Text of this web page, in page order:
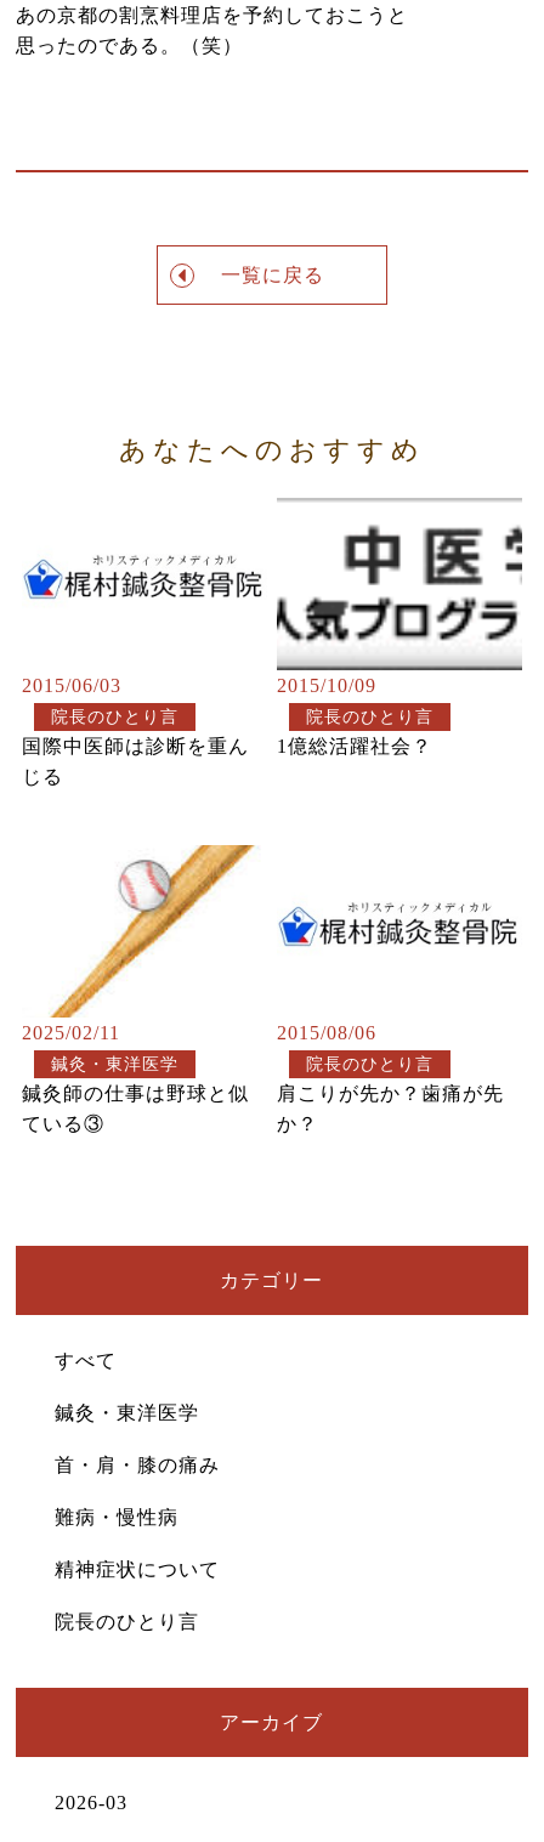
あの京都の割烹料理店を予約しておこうと
思ったのである。（笑）
一覧に戻る
あなたへのおすすめ
2015/06/03
院長のひとり言
国際中医師は診断を重ん
じる
2015/10/09
院長のひとり言
1億総活躍社会？
2025/02/11
鍼灸・東洋医学
鍼灸師の仕事は野球と似
ている③
2015/08/06
院長のひとり言
肩こりが先か？歯痛が先
か？
カテゴリー
すべて
鍼灸・東洋医学
首・肩・膝の痛み
難病・慢性病
精神症状について
院長のひとり言
アーカイブ
2026-03